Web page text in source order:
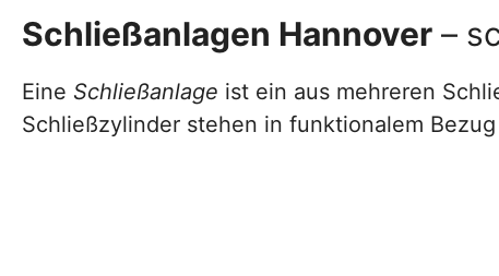
Schließanlagen Hannover –
Eine Schließanlage ist ein aus mehreren
Schließzylinder stehen in funktionalem